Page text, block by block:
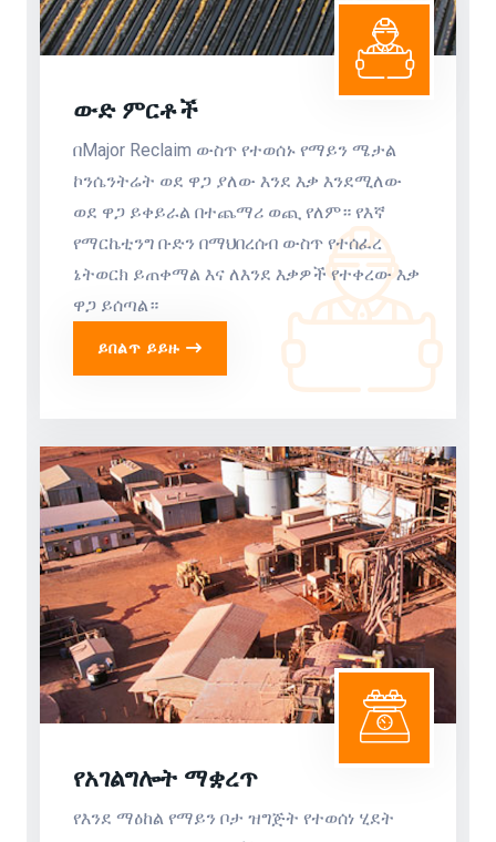
ውድ ምርቶች
በMajor Reclaim ውስጥ የተወሰኑ የማይን ሜታል
ኮንሴንትሬት ወደ ዋጋ ያለው እንደ እቃ እንደሚለው
ወደ ዋጋ ይቀይራል በተጨማሪ ወጪ የለም። የእኛ
የማርኬቲንግ ቡድን በማህበረሰብ ውስጥ የተሰፈረ
ኔትወርክ ይጠቀማል እና ለእንደ እቃዎች የተቀረው እቃ
ዋጋ ይሰጣል።
ይበልጥ ይይዙ
የአገልግሎት ማቋረጥ
የእንደ ማዕከል የማይን ቦታ ዝግጅት የተወሰነ ሂደት